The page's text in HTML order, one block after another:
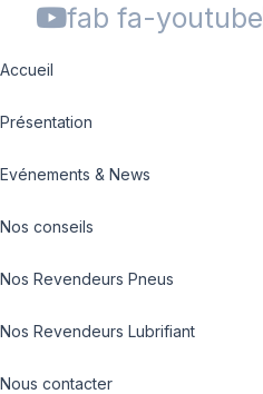
fab fa-youtube
Accueil
Présentation
Evénements & News
Nos conseils
Nos Revendeurs Pneus
Nos Revendeurs Lubrifiant
Nous contacter